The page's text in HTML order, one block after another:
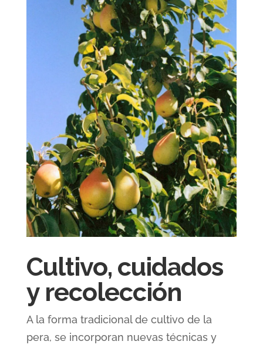
Cultivo, cuidados
y recolección
A la forma tradicional de cultivo de la
pera, se incorporan nuevas técnicas y